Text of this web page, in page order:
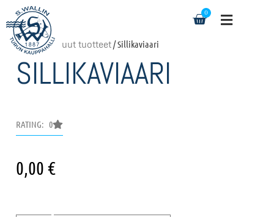
0
Etusivu/Muut tuotteet/ Sillikaviaari
SILLIKAVIAARI
RATING: 0
0,00€